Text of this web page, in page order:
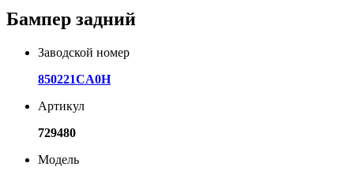
Бампер задний
Заводской номер
850221CA0H
Артикул
729480
Модель